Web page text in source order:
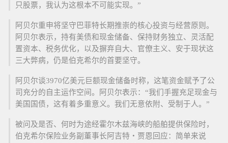
只股票，我认为这根本不可能实现。”
阿贝尔重申将坚守巴菲特长期推崇的核心投资与经营原则。
阿贝尔表示，持有美债和现金储备、保持财务独立、灵活配
置资本、税务优化，以及摒弃自大、官僚主义、安于现状这
三大弊病，仍是伯克希尔的首要坚守。
阿贝尔谈3970亿美元巨额现金储备时称，这笔资金赋予了公
司充分的自主运作空间。阿贝尔表示：“我们手握充足现金与
美国国债，这有着多重意义。我们无意依附、受制于人。”
被问及是否、何时为途经霍尔木兹海峡的船舶提供保险时，
伯克希尔保险业务副董事长阿吉特・贾恩回应：简单来说